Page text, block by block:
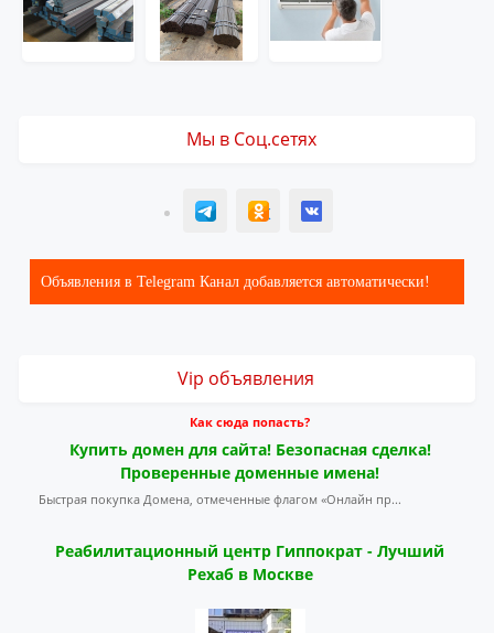
Мы в Соц.сетях
T ОК ВК
Объявления в Telegram Канал добавляется автоматически!
Vip объявления
Как сюда попасть?
Купить домен для сайта! Безопасная сделка!
Проверенные доменные имена!
Быстрая покупка Домена, отмеченные флагом «Онлайн пр...
Реабилитационный центр Гиппократ - Лучший
Рехаб в Москве